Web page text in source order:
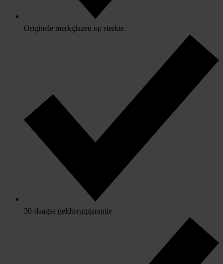
Originele merkglazen op sterkte
30-daagse geldteruggarantie